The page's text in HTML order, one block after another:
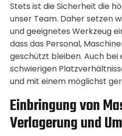
Stets ist die Sicherheit die
unser Team. Daher setzen
und geeignetes Werkzeug
dass das Personal,
geschützt bleiben. Auch bei
schwierigen
und mit einem möglichst
Einbringung von
Verlagerung und